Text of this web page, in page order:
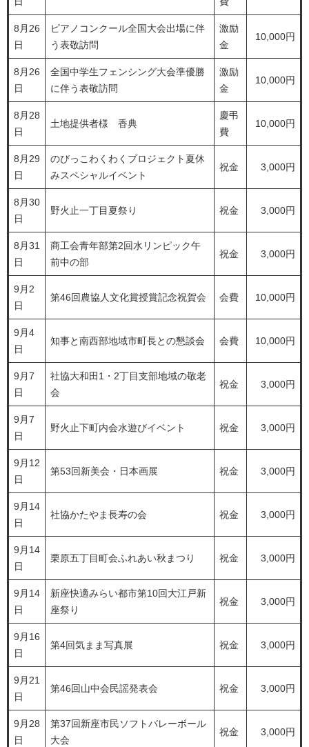
8月26
日
ピアノコンクール全国大会出場に伴
う表敬訪問
激励
金
10,000円
8月26
日
全国中学生フェンシング大会準優勝
に伴う表敬訪問
激励
金
10,000円
8月28
日
土地提供者様 香典
慶弔
費
10,000円
8月29
日
のびっこわくわくプロジェクト夏休
みスペシャルイベント
祝金 3,000円
8月30
日
野火止一丁目夏祭り 祝金 3,000円
8月31
日
商工会青年部第2回水リンピック午
前中の部
祝金 3,000円
9月2
日
第46回農協人文化賞授賞記念祝賀会 会費 10,000円
9月4
日
知事と南西部地域市町長との懇談会 会費 10,000円
9月7
日
社協大和田1・2丁目支部地域の敬老
会
祝金 3,000円
9月7
日
野火止下町内会水遊びイベント 祝金 3,000円
9月12
日
第53回新美会・日本画展 祝金 3,000円
9月14
日
社協かたやま長寿の会 祝金 3,000円
9月14
日
栗原五丁目町会ふれあい秋まつり 祝金 3,000円
9月14
日
新座快適みらい都市第10回大江戸新
座祭り
祝金 3,000円
9月16
日
第4回気まま写真展 祝金 3,000円
9月21
日
第46回山中会民謡発表会 祝金 3,000円
9月28
日
第37回新座市民ソフトバレーボール
大会
祝金 3,000円